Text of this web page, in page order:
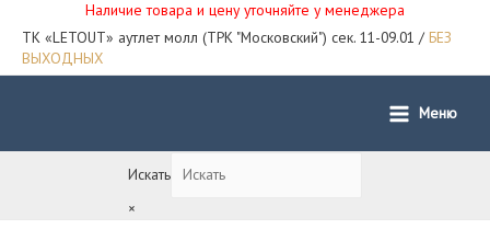
Наличие товара и цену уточняйте у менеджера
ТК «LETOUT» аутлет молл (ТРК "Московский") сек. 11-09.01 / БЕЗ
ВЫХОДНЫХ
Main
Меню
Искать
×